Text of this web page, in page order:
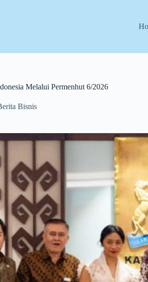
Melalui Permenhut 6/2026
Bisnis